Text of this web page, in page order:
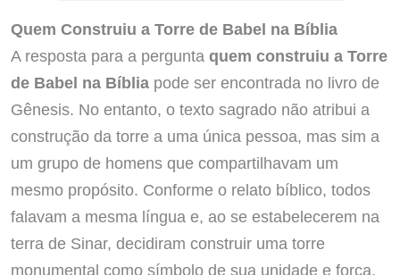
Quem Construiu a Torre de Babel na Bíblia
A resposta para a pergunta quem construiu a Torre
de Babel na Bíbliapode ser encontrada no livro de
Gênesis. No entanto, o texto sagrado não atribui a
construção da torre a uma única pessoa, mas sim a
um grupo de homens que compartilhavam um
mesmo propósito. Conforme o relato bíblico, todos
falavam a mesma língua e, ao se estabelecerem na
terra de Sinar, decidiram construir uma torre
monumental como símbolo de sua unidade e força.